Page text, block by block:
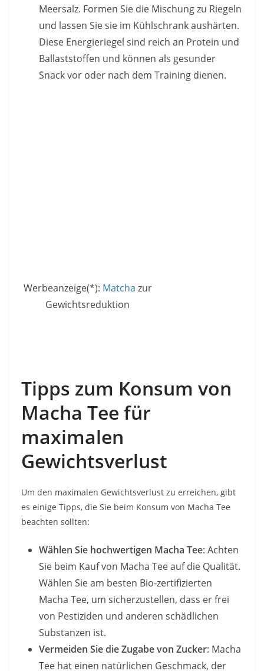
Meersalz. Formen Sie die Mischung zu Riegeln
und lassen Sie sie im Kühlschrank aushärten.
Diese Energieriegel sind reich an Protein und
Ballaststoffen und können als gesunder
Snack vor oder nach dem Training dienen.
Werbeanzeige(*): Matcha zur
Gewichtsreduktion
Tipps zum Konsum von
Macha Tee für
maximalen
Gewichtsverlust
Um den maximalen Gewichtsverlust zu erreichen, gibt
es einige Tipps, die Sie beim Konsum von Macha Tee
beachten sollten:
Wählen Sie hochwertigen Macha Tee: Achten
Sie beim Kauf von Macha Tee auf die Qualität.
Wählen Sie am besten Bio-zertifizierten
Macha Tee, um sicherzustellen, dass er frei
von Pestiziden und anderen schädlichen
Substanzen ist.
Vermeiden Sie die Zugabe von Zucker: Macha
Tee hat einen natürlichen Geschmack, der